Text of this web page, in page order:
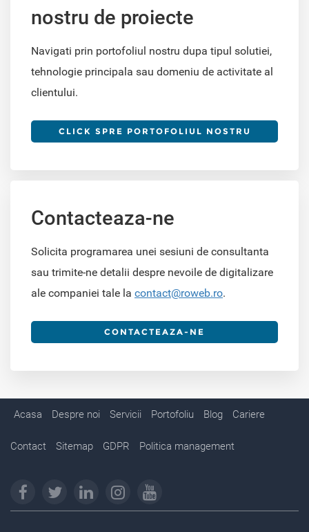
nostru de proiecte
Navigati prin portofoliul nostru dupa tipul solutiei,
tehnologie principala sau domeniu de activitate al
clientului.
CLICK SPRE PORTOFOLIUL NOSTRU
Contacteaza-ne
Solicita programarea unei sesiuni de consultanta
sau trimite-ne detalii despre nevoile de digitalizare
ale companiei tale la contact@roweb.ro.
CONTACTEAZA-NE
Acasa Despre noi Servicii Portofoliu Blog Cariere
Contact Sitemap GDPR Politica management